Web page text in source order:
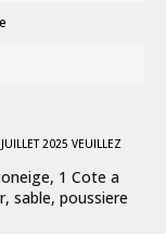
2025 VEUILLEZ
1 Cote a
sable, poussiere